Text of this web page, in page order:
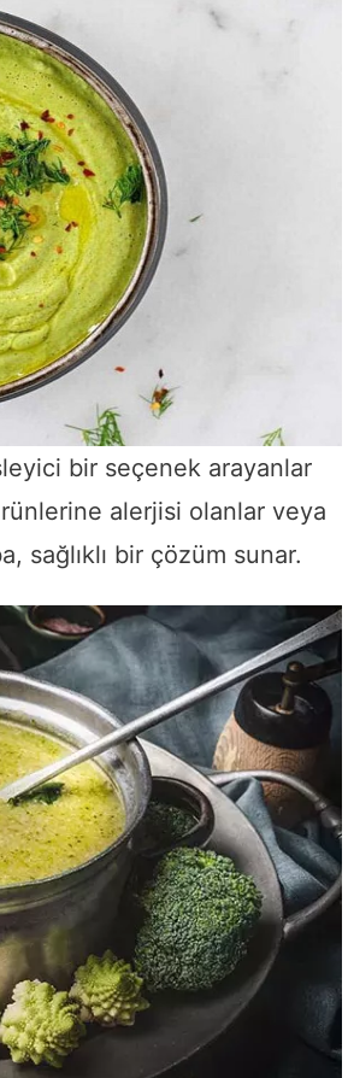
bir seçenek arayanlar
alerjisi olanlar veya
sağlıklı bir çözüm sunar.